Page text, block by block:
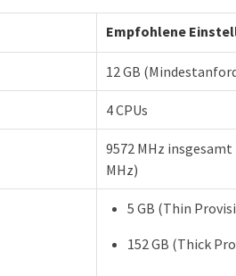
Empfohlene
12 GB
4 CPUs
9572 MHz
MHz)
5 GB (Thin
152 GB (Thick